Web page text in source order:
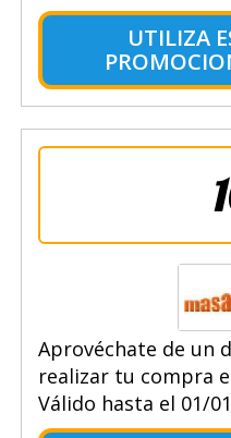
UTILIZA
Aprovéchate de un
realizar tu compra
Válido hasta el 01/